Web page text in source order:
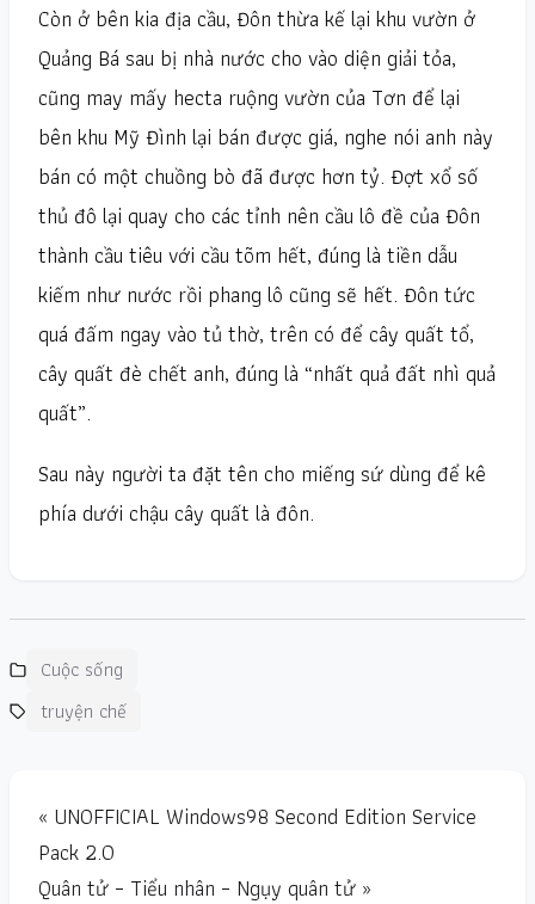
Còn ở bên kia địa cầu, Đôn thừa kế lại khu vườn ở
Quảng Bá sau bị nhà nước cho vào diện giải tỏa,
cũng may mấy hecta ruộng vườn của Tơn để lại
bên khu Mỹ Đình lại bán được giá, nghe nói anh này
bán có một chuồng bò đã được hơn tỷ. Đợt xổ số
thủ đô lại quay cho các tỉnh nên cầu lô đề của Đôn
thành cầu tiêu với cầu tõm hết, đúng là tiền dẫu
kiếm như nước rồi phang lô cũng sẽ hết. Đôn tức
quá đấm ngay vào tủ thờ, trên có để cây quất tổ,
cây quất đè chết anh, đúng là “nhất quả đất nhì quả
quất”.
Sau này người ta đặt tên cho miếng sứ dùng để kê
phía dưới chậu cây quất là đôn.
Cuộc sống
truyện chế
« UNOFFICIAL Windows98 Second Edition Service
Pack 2.0
Quân tử – Tiểu nhân – Ngụy quân tử »